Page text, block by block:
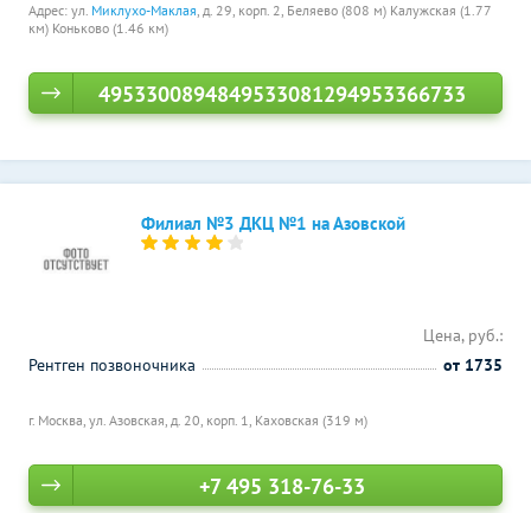
Адрес: ул. Миклухо-Маклая, д. 29, корп. 2, Беляево (808 м) Калужская (1.77
км) Коньково (1.46 км)
4953300894849533081294953366733
Филиал №3 ДКЦ №1 на Азовской
г. Москва, ул. Азовская, д. 20, корп. 1, Каховская (319 м)
Цена, руб.:
Рентген позвоночника
от 1735
+7 495 318-76-33